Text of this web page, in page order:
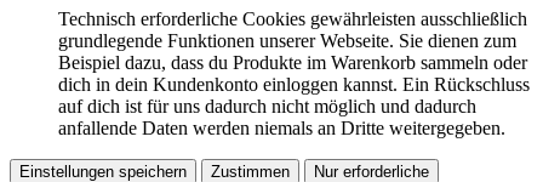
Technisch erforderliche Cookies gewährleisten ausschließlich
grundlegende Funktionen unserer Webseite. Sie dienen zum
Beispiel dazu, dass du Produkte im Warenkorb sammeln oder
dich in dein Kundenkonto einloggen kannst. Ein Rückschluss
auf dich ist für uns dadurch nicht möglich und dadurch
anfallende Daten werden niemals an Dritte weitergegeben.
Einstellungen speichern Zustimmen Nur erforderliche